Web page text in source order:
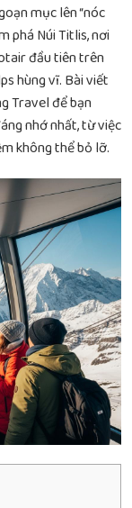
mục lên “nóc
phá Núi Titlis, nơi
đầu tiên trên
hùng vĩ. Bài viết
Travel để bạn
nhớ nhất, từ việc
không thể bỏ lỡ.